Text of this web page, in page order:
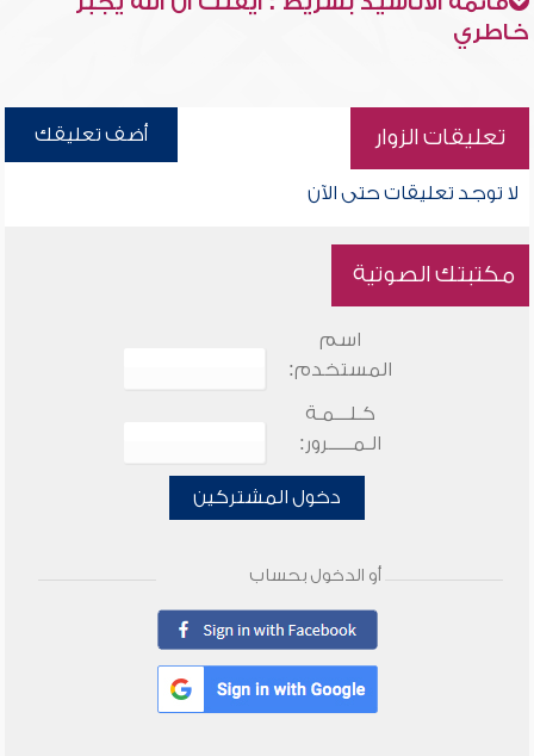
خاطري
تعليقات الزوار أضف تعليقك
لا توجد تعليقات حتى الآن
مكتبتك الصوتية
اسم
المستخدم:
كـلـــمـة
الـمـــــرور:
دخول المشتركين
أو الدخول بحساب